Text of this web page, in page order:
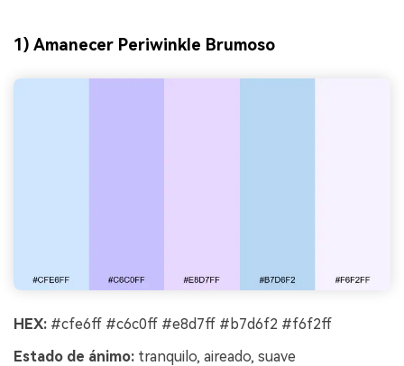
1) Amanecer Periwinkle Brumoso
HEX: #cfe6ff #c6c0ff #e8d7ff #b7d6f2 #f6f2ff
Estado de ánimo: tranquilo, aireado, suave